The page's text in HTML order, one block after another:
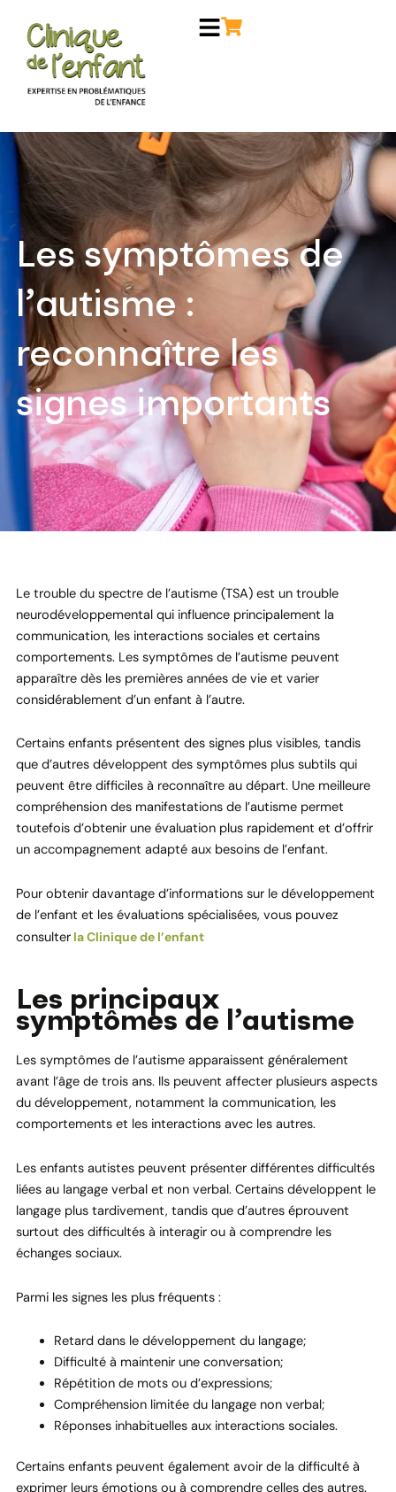
contenu
Les symptômes de
l’autisme :
reconnaître les
signes importants
Le trouble du spectre de l’autisme (TSA) est un trouble
neurodéveloppemental qui influence principalement la
communication, les interactions sociales et certains
comportements. Les symptômes de l’autisme peuvent
apparaître dès les premières années de vie et varier
considérablement d’un enfant à l’autre.
Certains enfants présentent des signes plus visibles, tandis
que d’autres développent des symptômes plus subtils qui
peuvent être difficiles à reconnaître au départ. Une meilleure
compréhension des manifestations de l’autisme permet
toutefois d’obtenir une évaluation plus rapidement et d’offrir
un accompagnement adapté aux besoins de l’enfant.
Pour obtenir davantage d’informations sur le développement
de l’enfant et les évaluations spécialisées, vous pouvez
consulterla Clinique de l’enfant
Les principaux
symptômes de l’autisme
Les symptômes de l’autisme apparaissent généralement
avant l’âge de trois ans. Ils peuvent affecter plusieurs aspects
du développement, notamment la communication, les
comportements et les interactions avec les autres.
Les enfants autistes peuvent présenter différentes difficultés
liées au langage verbal et non verbal. Certains développent le
langage plus tardivement, tandis que d’autres éprouvent
surtout des difficultés à interagir ou à comprendre les
échanges sociaux.
Parmi les signes les plus fréquents :
Retard dans le développement du langage;
Difficulté à maintenir une conversation;
Répétition de mots ou d’expressions;
Compréhension limitée du langage non verbal;
Réponses inhabituelles aux interactions sociales.
Certains enfants peuvent également avoir de la difficulté à
exprimer leurs émotions ou à comprendre celles des autres.